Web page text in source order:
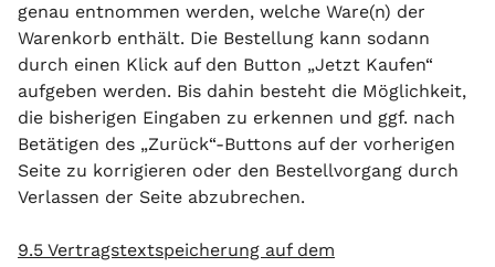
genau entnommen werden, welche Ware(n) der
Warenkorb enthält. Die Bestellung kann sodann
durch einen Klick auf den Button „Jetzt Kaufen“
aufgeben werden. Bis dahin besteht die Möglichkeit,
die bisherigen Eingaben zu erkennen und ggf. nach
Betätigen des „Zurück“-Buttons auf der vorherigen
Seite zu korrigieren oder den Bestellvorgang durch
Verlassen der Seite abzubrechen.
9.5 Vertragstextspeicherung auf dem